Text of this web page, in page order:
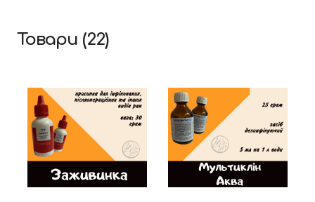
Товари (22)